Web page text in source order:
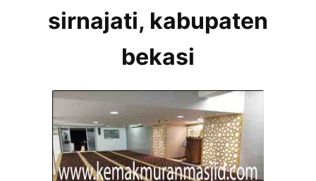
sirnajati, kabupaten
bekasi